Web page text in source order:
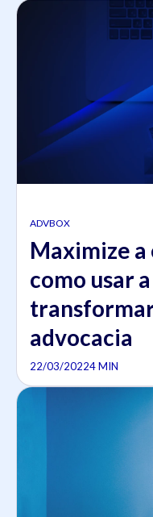
ADVBOX
Maximize
como usar
advocacia
22/03/20224 MIN